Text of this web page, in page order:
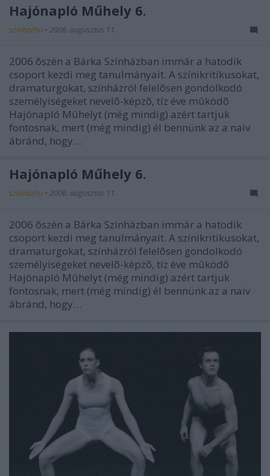
Hajónapló Műhely 6.
szinhazhu • 2006. augusztus 11.
2006 õszén a Bárka Színházban immár a hatodik
csoport kezdi meg tanulmányait. A színikritikusokat,
dramaturgokat, színházról felelõsen gondolkodó
személyiségeket nevelõ-képzõ, tíz éve mûködõ
Hajónapló Mûhelyt (még mindig) azért tartjuk
fontosnak, mert (még mindig) él bennünk az a naiv
ábránd, hogy…
Hajónapló Műhely 6.
szinhazhu • 2006. augusztus 11.
2006 õszén a Bárka Színházban immár a hatodik
csoport kezdi meg tanulmányait. A színikritikusokat,
dramaturgokat, színházról felelõsen gondolkodó
személyiségeket nevelõ-képzõ, tíz éve mûködõ
Hajónapló Mûhelyt (még mindig) azért tartjuk
fontosnak, mert (még mindig) él bennünk az a naiv
ábránd, hogy…